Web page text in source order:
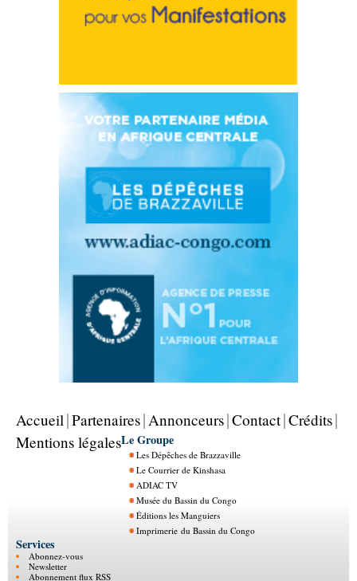
Accueil Partenaires Annonceurs Contact Crédits
Mentions légalesLe Groupe
Les Dépêches de Brazzaville
Le Courrier de Kinshasa
ADIAC TV
Musée du Bassin du Congo
Éditions les Manguiers
Imprimerie du Bassin du Congo
Services
Abonnez-vous
Newsletter
Abonnement flux RSS